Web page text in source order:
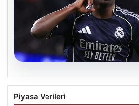
Vinicius Jr. Real Madrid
güvence altına aldı
Piyasa Verileri